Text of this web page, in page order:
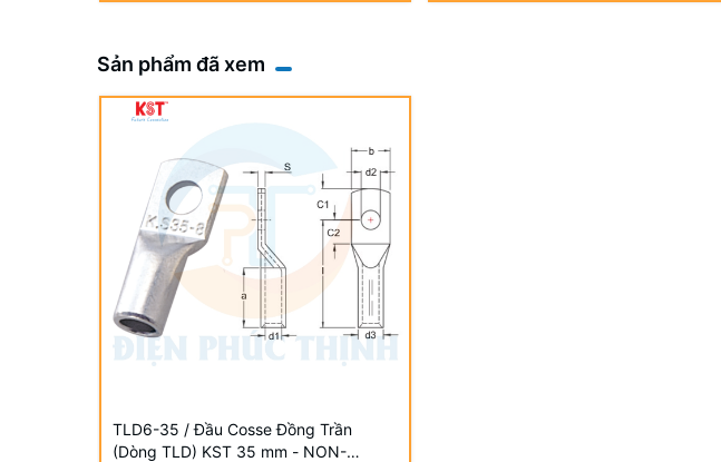
Sản phẩm đã xem
TLD6-35 / Đầu Cosse Đồng Trần
(Dòng TLD) KST 35 mm - NON-